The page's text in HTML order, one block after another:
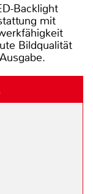
Backlight
mit
Bildqualität